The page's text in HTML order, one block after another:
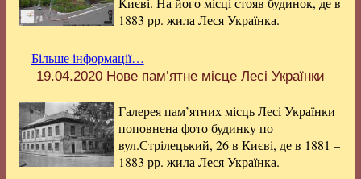
1883 рр. жила Леся Українка.
Більше інформації…
19.04.2020 Нове пам’ятне місце Лесі Українки
Галерея пам’ятних місць Лесі Українки
поповнена фото будинку по
вул.Стрілецький, 26 в Києві, де в 1881 –
1883 рр. жила Леся Українка.